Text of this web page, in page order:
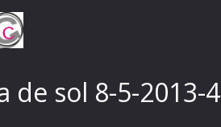
de sol 8-5-2013-4